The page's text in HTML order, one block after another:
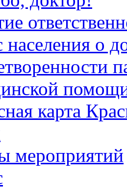
о
карта
мероприятий